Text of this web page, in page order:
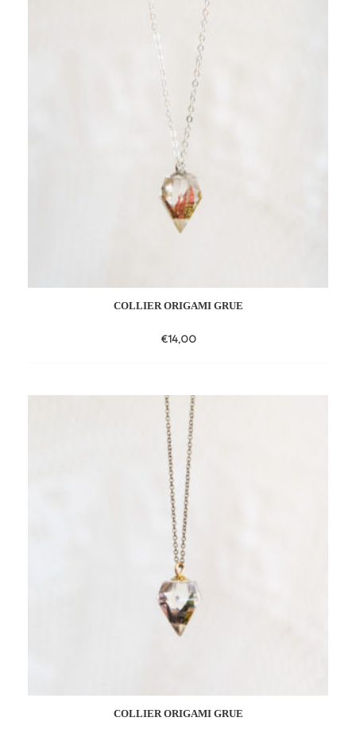
COLLIER ORIGAMI GRUE
€14,00
COLLIER ORIGAMI GRUE